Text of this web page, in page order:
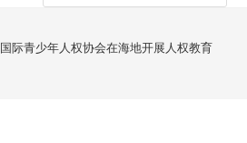
国际青少年人权协会在海地开展人权教育